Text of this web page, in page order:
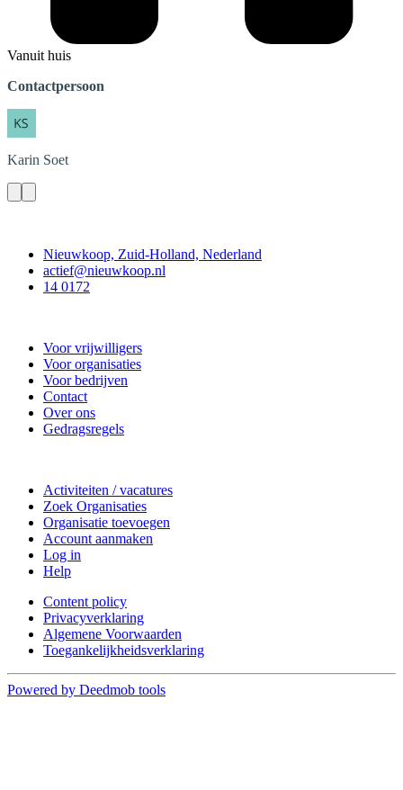
Vanuit huis
Contactpersoon
Karin Soet
Nieuwkoop, Zuid-Holland, Nederland
actief@nieuwkoop.nl
14 0172
Voor vrijwilligers
Voor organisaties
Voor bedrijven
Contact
Over ons
Gedragsregels
Activiteiten / vacatures
Zoek Organisaties
Organisatie toevoegen
Account aanmaken
Log in
Help
Content policy
Privacyverklaring
Algemene Voorwaarden
Toegankelijkheidsverklaring
Powered by Deedmob tools